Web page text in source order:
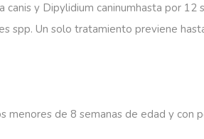
y Dipylidium caninumhasta por 12
spp. Un solo tratamiento previene
de 8 semanas de edad y con